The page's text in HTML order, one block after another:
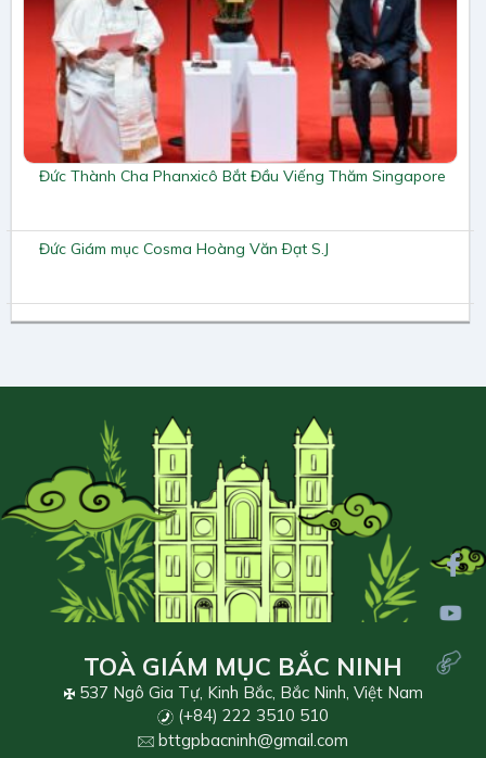
Đức Thành Cha Phanxicô Bắt Đầu Viếng Thăm Singapore
Đức Giám mục Cosma Hoàng Văn Ðạt S.J
TOÀ GIÁM MỤC BẮC NINH
537 Ngô Gia Tự, Kinh Bắc, Bắc Ninh, Việt Nam
(+84) 222 3510 510
bttgpbacninh@gmail.com